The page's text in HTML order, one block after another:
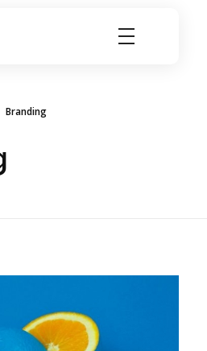
Branding